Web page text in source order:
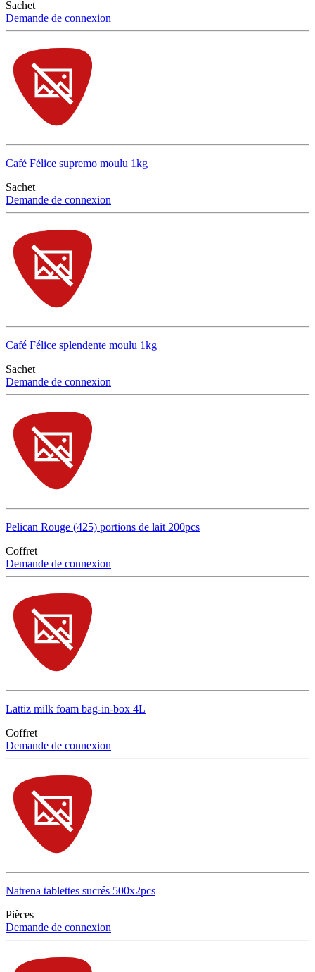
Sachet
Demande de connexion
Café Félice supremo moulu 1kg
Sachet
Demande de connexion
Café Félice splendente moulu 1kg
Sachet
Demande de connexion
Pelican Rouge (425) portions de lait 200pcs
Coffret
Demande de connexion
Lattiz milk foam bag-in-box 4L
Coffret
Demande de connexion
Natrena tablettes sucrés 500x2pcs
Pièces
Demande de connexion